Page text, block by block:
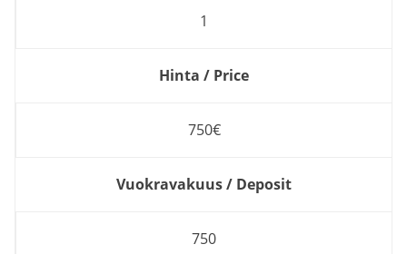
1
Hinta / Price
750€
Vuokravakuus / Deposit
750